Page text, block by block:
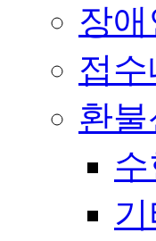
장
접
환불